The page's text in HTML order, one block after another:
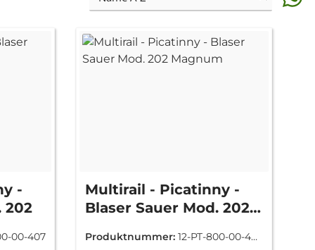
-
202
00-407
Multirail - Picatinny -
Blaser Sauer Mod. 202
Produktnummer: 12-PT-800-00-40